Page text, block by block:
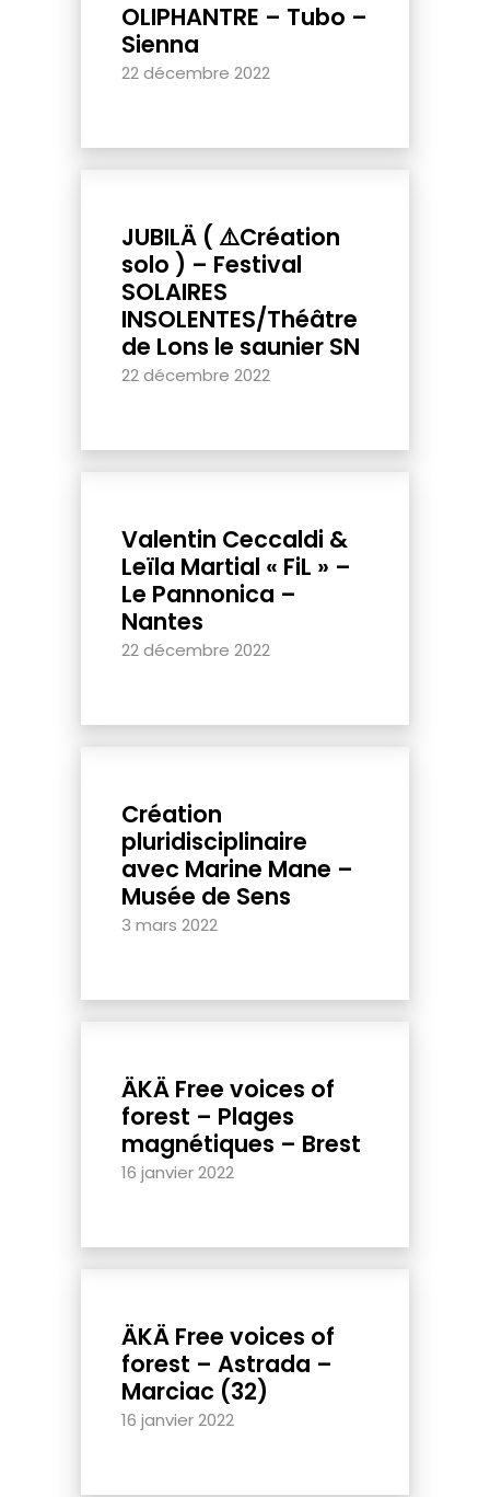
OLIPHANTRE – Tubo –
Sienna
22 décembre 2022
JUBILÄ ( ⚠️Création
solo ) – Festival
SOLAIRES
INSOLENTES/Théâtre
de Lons le saunier SN
22 décembre 2022
Valentin Ceccaldi &
Leïla Martial « FiL » –
Le Pannonica –
Nantes
22 décembre 2022
Création
pluridisciplinaire
avec Marine Mane –
Musée de Sens
3 mars 2022
ÄKÄ Free voices of
forest – Plages
magnétiques – Brest
16 janvier 2022
ÄKÄ Free voices of
forest – Astrada –
Marciac (32)
16 janvier 2022